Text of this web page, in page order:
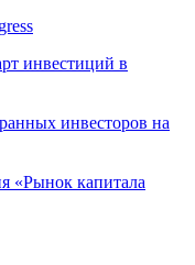
инвестиций в
инвесторов на
«Рынок капитала